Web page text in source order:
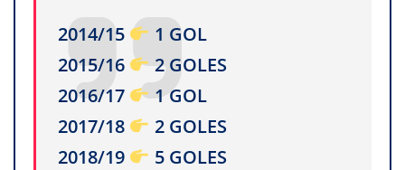
2014/15
1 GOL
2015/16
2 GOLES
2016/17
1 GOL
2017/18
2 GOLES
2018/19
5 GOLES